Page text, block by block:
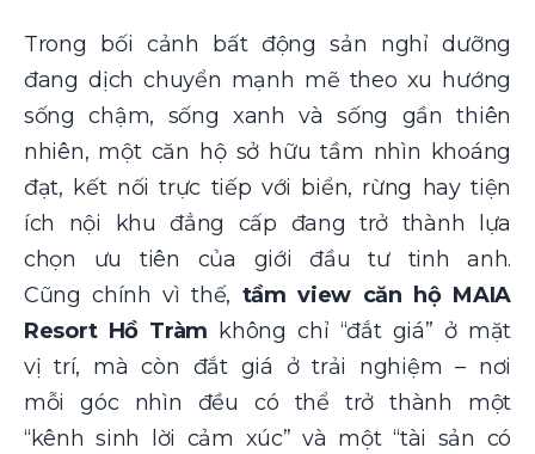
Trong bối cảnh bất động sản nghỉ dưỡng
đang dịch chuyển mạnh mẽ theo xu hướng
sống chậm, sống xanh và sống gần thiên
nhiên, một căn hộ sở hữu tầm nhìn khoáng
đạt, kết nối trực tiếp với biển, rừng hay tiện
ích nội khu đẳng cấp đang trở thành lựa
chọn ưu tiên của giới đầu tư tinh anh.
Cũng chính vì thế, tầm view căn hộ MAIA
Resort Hồ Tràm không chỉ “đắt giá” ở mặt
vị trí, mà còn đắt giá ở trải nghiệm – nơi
mỗi góc nhìn đều có thể trở thành một
“kênh sinh lời cảm xúc” và một “tài sản có